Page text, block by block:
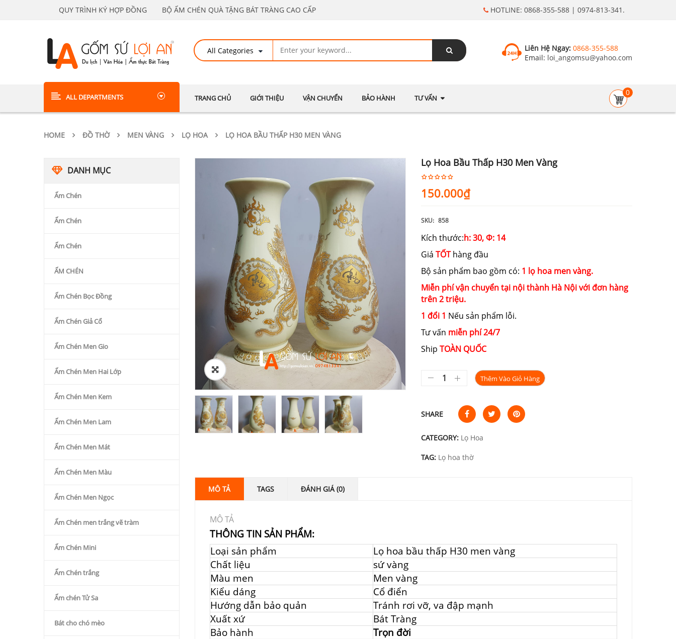
QUY TRÌNH KÝ HỢP ĐỒNG BỘ ẤM CHÉN QUÀ TẶNG BÁT TRÀNG CAO CẤP HOTLINE: 0868-355-588 | 0974-813-341.
Liên Hệ Ngay: 0868-355-588
Email: loi_angomsu@yahoo.com
ALL DEPARTMENTS TRANG CHỦ GIỚI THIỆU VẬN CHUYỂN BẢO HÀNH TƯ VẤN
0
HOME ĐỒ THỜ MEN VÀNG LỌ HOA LỌ HOA BẦU THẤP H30 MEN VÀNG
DANH MỤC
Ấm Chén
Ấm Chén
Ấm Chén
ẤM CHÉN
Ấm Chén Bọc Đồng
Ấm Chén Giả Cổ
Ấm Chén Men Gio
Ấm Chén Men Hai Lớp
Ấm Chén Men Kem
Ấm Chén Men Lam
Ấm Chén Men Mát
Ấm Chén Men Màu
Ấm Chén Men Ngọc
Ấm Chén men trắng vẽ tràm
Ấm Chén Mini
Ấm Chén trắng
Ấm chén Tử Sa
Bát cho chó mèo
Lọ Hoa Bầu Thấp H30 Men Vàng
150.000₫
SKU: 858
Kích thước:h: 30, Ф: 14
Giá TỐThàng đầu
Bộ sản phẩm bao gồm có: 1 lọ hoa men vàng.
Miễn phí vận chuyển tại nội thành Hà Nội với đơn hàng
trên 2 triệu.
1 đổi 1 Nếu sản phẩm lỗi.
Tư vấn miễn phí 24/7
Ship TOÀN QUỐC
Thêm Vào Giỏ Hàng
SHARE
CATEGORY: Lọ Hoa
TAG: Lọ hoa thờ
MÔ TẢ TAGS ĐÁNH GIÁ (0)
MÔ TẢ
THÔNG TIN SẢN PHẨM:
Loại sản phẩm
Lọ hoa bầu thấp H30 men vàng
Chất liệu
sứ vàng
Màu men
Men vàng
Kiểu dáng
Cổ điển
Hướng dẫn bảo quản
Tránh rơi vỡ, va đập mạnh
Xuất xứ
Bát Tràng
Bảo hành
Trọn đời